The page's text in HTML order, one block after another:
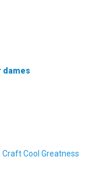
dames
Craft Cool Greatness